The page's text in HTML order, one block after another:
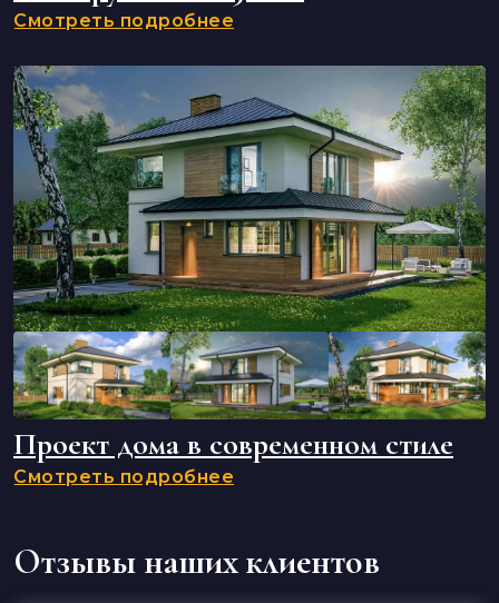
Смотреть подробнее
Проект дома в современном стиле
Смотреть подробнее
Отзывы наших клиентов